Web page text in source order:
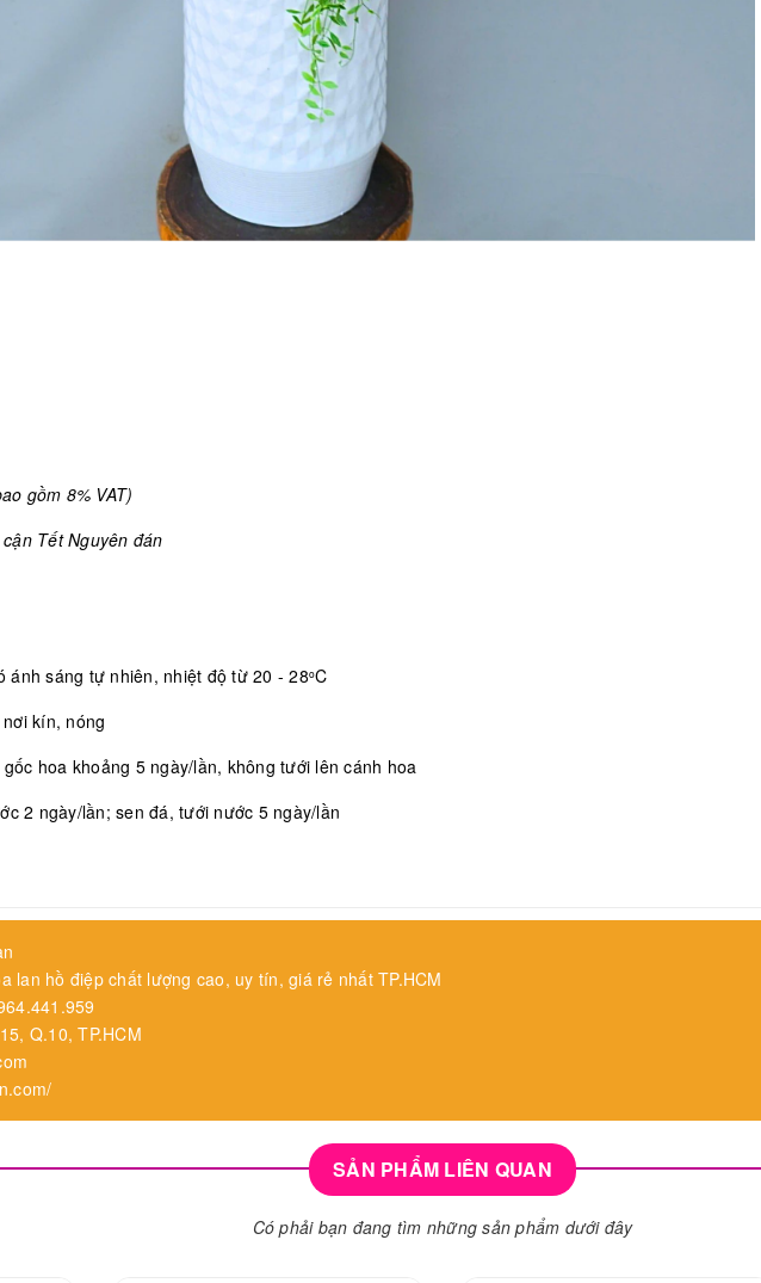
gồm 8% VAT)
Tết Nguyên đán
ánh sáng tự nhiên, nhiệt độ từ 20 - 28oC
kín, nóng
hoa khoảng 5 ngày/lần, không tưới lên cánh hoa
2 ngày/lần; sen đá, tưới nước 5 ngày/lần
lan hồ điệp chất lượng cao, uy tín, giá rẻ nhất TP.HCM
Q.10, TP.HCM
SẢN PHẨM LIÊN QUAN
Có phải bạn đang tìm những sản phẩm dưới đây